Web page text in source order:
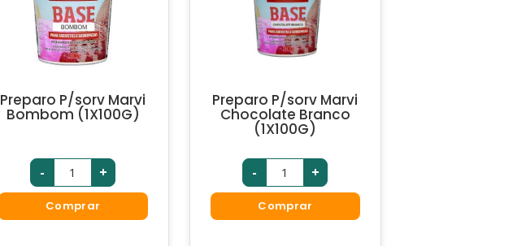
Preparo P/sorv Marvi
Bombom (1X100G)
- +
Comprar
Preparo P/sorv Marvi
Chocolate Branco
(1X100G)
- +
Comprar